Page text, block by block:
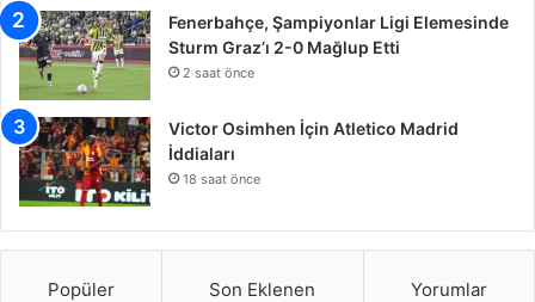
Fenerbahçe, Şampiyonlar Ligi Elemesinde
Sturm Graz’ı 2-0 Mağlup Etti
2 saat önce
Victor Osimhen İçin Atletico Madrid
İddiaları
18 saat önce
Popüler Son Eklenen Yorumlar